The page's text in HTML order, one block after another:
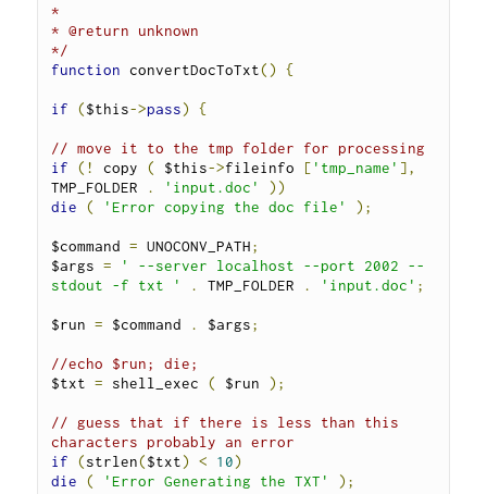
*
* @return unknown
*/
function convertDocToTxt() {
if ($this->pass) {
// move it to the tmp folder for processing
if
(! copy ( $this->fileinfo [ 'tmp_name' ],
TMP_FOLDER
. 'input.doc'
))
die
( 'Error copying the doc file' );
$command = UNOCONV_PATH;
$args =
' --server localhost --port 2002 --
stdout -f txt '
. TMP_FOLDER . 'input.doc' ;
$run = $command . $args;
//echo $run; die;
$txt = shell_exec ( $run );
// guess that if there is less than this
characters probably an error
if
(strlen($txt) < 10)
die
( 'Error Generating the TXT' );